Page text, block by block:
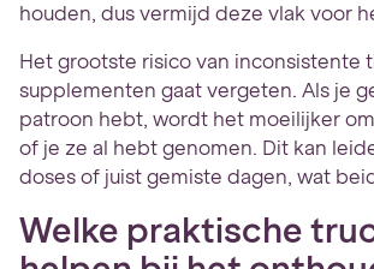
houden, dus vermijd deze vlak voor
Het grootste risico van inconsistente
supplementen gaat vergeten. Als je
patroon hebt, wordt het moeilijker
of je ze al hebt genomen. Dit kan
doses of juist gemiste dagen, wat
Welke praktische